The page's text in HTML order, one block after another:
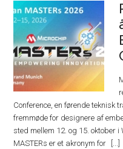
Conference, en førende
fremmøde for designere af
sted mellem 12. og 15. oktober
MASTERs er et akronym for